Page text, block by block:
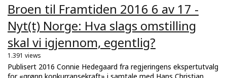
Broen til Framtiden 2016 6 av 17 -
Nyt(t) Norge: Hva slags omstilling
skal vi igjennom, egentlig?
1.391 views
Publisert 2016 Connie Hedegaard fra regjeringens ekspertutvalg